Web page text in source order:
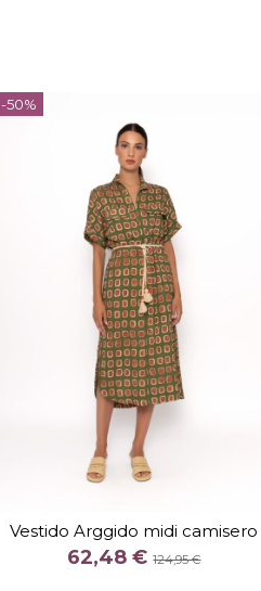
-50%
Vestido Arggido midi camisero
62,48 €124,95 €
COLOR